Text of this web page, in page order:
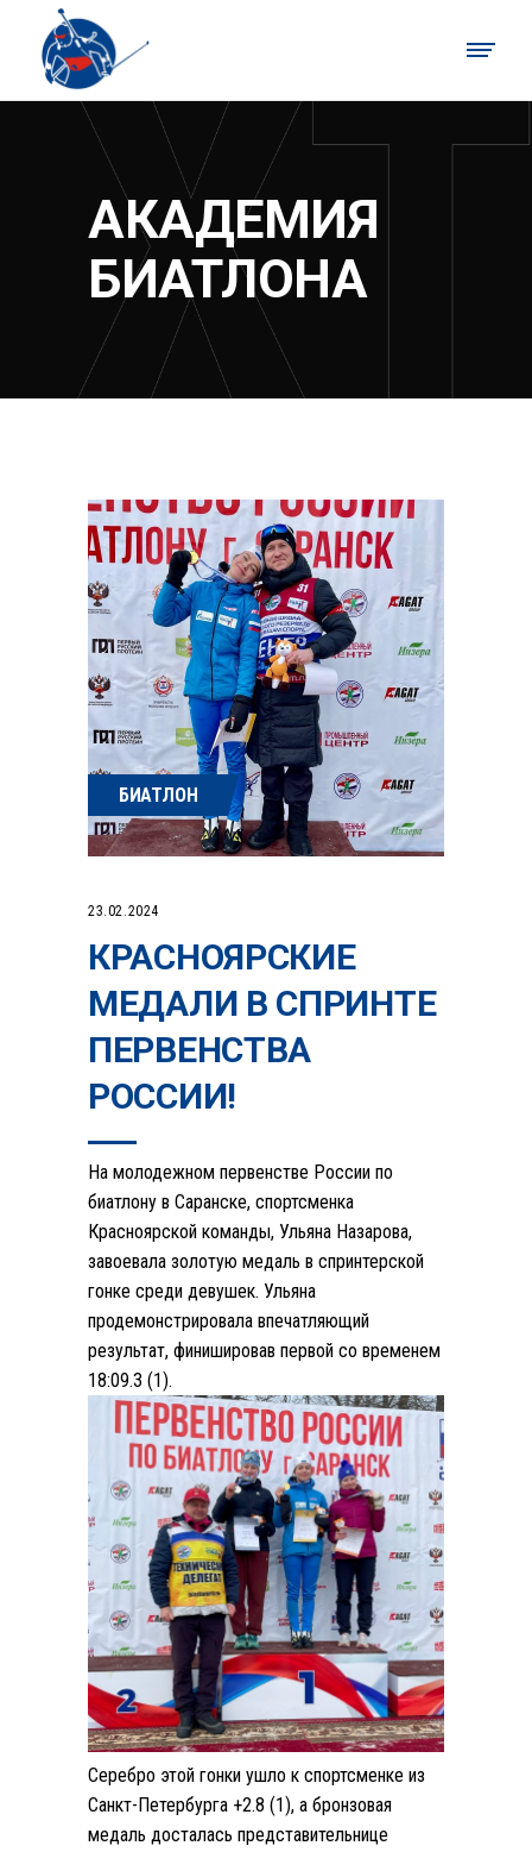
АКАДЕМИЯ
БИАТЛОНА
БИАТЛОН
23.02.2024
КРАСНОЯРСКИЕ
МЕДАЛИ В СПРИНТЕ
ПЕРВЕНСТВА
РОССИИ!
На молодежном первенстве России по
биатлону в Саранске, спортсменка
Красноярской команды, Ульяна Назарова,
завоевала золотую медаль в спринтерской
гонке среди девушек. Ульяна
продемонстрировала впечатляющий
результат, финишировав первой со временем
18:09.3 (1).
Серебро этой гонки ушло к спортсменке из
Санкт-Петербурга +2.8 (1), а бронзовая
медаль досталась представительнице